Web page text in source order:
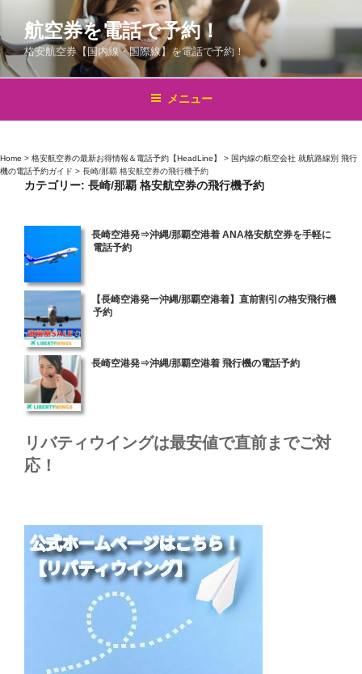
テ
ン
ス
ッ
航空券を電話で予約！
格安航空券【国内線・国際線】を電話で予約！
メニュー
Home > 格安航空券の最新お得情報＆電話予約【HeadLine】 > 国内線の航空会社 就航路線別 飛行
機の電話予約ガイド > 長崎/那覇 格安航空券の飛行機予約
カテゴリー: 長崎/那覇 格安航空券の飛行機予約
投
稿
長崎空港発⇒沖縄/那覇空港着 ANA格安航空券を手軽に
電話予約
投
稿
【長崎空港発ー沖縄/那覇空港着】直前割引の格安飛行機
予約
投
長崎空港発⇒沖縄/那覇空港着 飛行機の電話予約
リバティウイングは最安値で直前までご対
応！